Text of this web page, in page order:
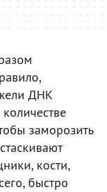
ДНК
заморозить
кости,
быстро